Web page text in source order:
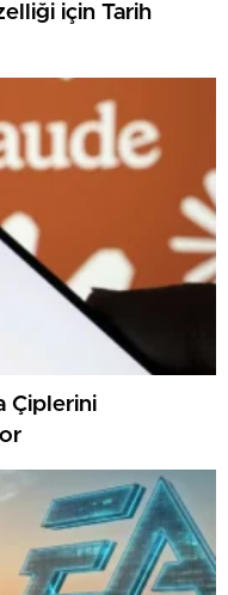
için Tarih
Çiplerini